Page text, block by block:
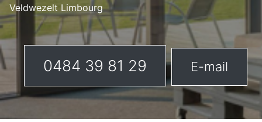
Veldwezelt Limbourg
0484 39 81 29 E-mail